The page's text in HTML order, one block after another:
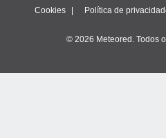
Cookies Política de
© 2026 Meteored. Todos